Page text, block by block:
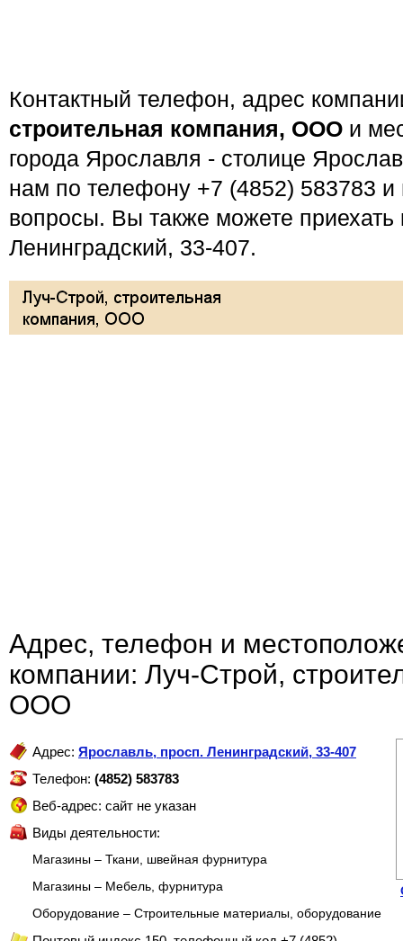
Контактный телефон, адрес
строительная компания, ООО и
города Ярославля - столице
нам по телефону +7 (4852) 583783
вопросы. Вы также можете
Ленинградский, 33-407.
Адрес, телефон и
компании: Луч-Строй,
ООО
Адрес: Ярославль, просп. Ленинградский, 33-407
Телефон: (4852) 583783
Веб-адрес: сайт не указан
Виды деятельности:
Магазины – Ткани, швейная фурнитура
Магазины – Мебель, фурнитура
Оборудование – Строительные материалы, оборудование